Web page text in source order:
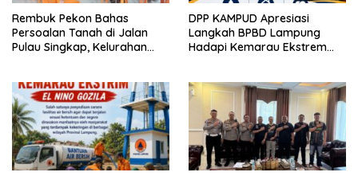
Rembuk Pekon Bahas
Persoalan Tanah di Jalan
Pulau Singkap, Kelurahan
DPP KAMPUD Apresiasi
Langkah BPBD Lampung
Hadapi Kemarau Ekstrem